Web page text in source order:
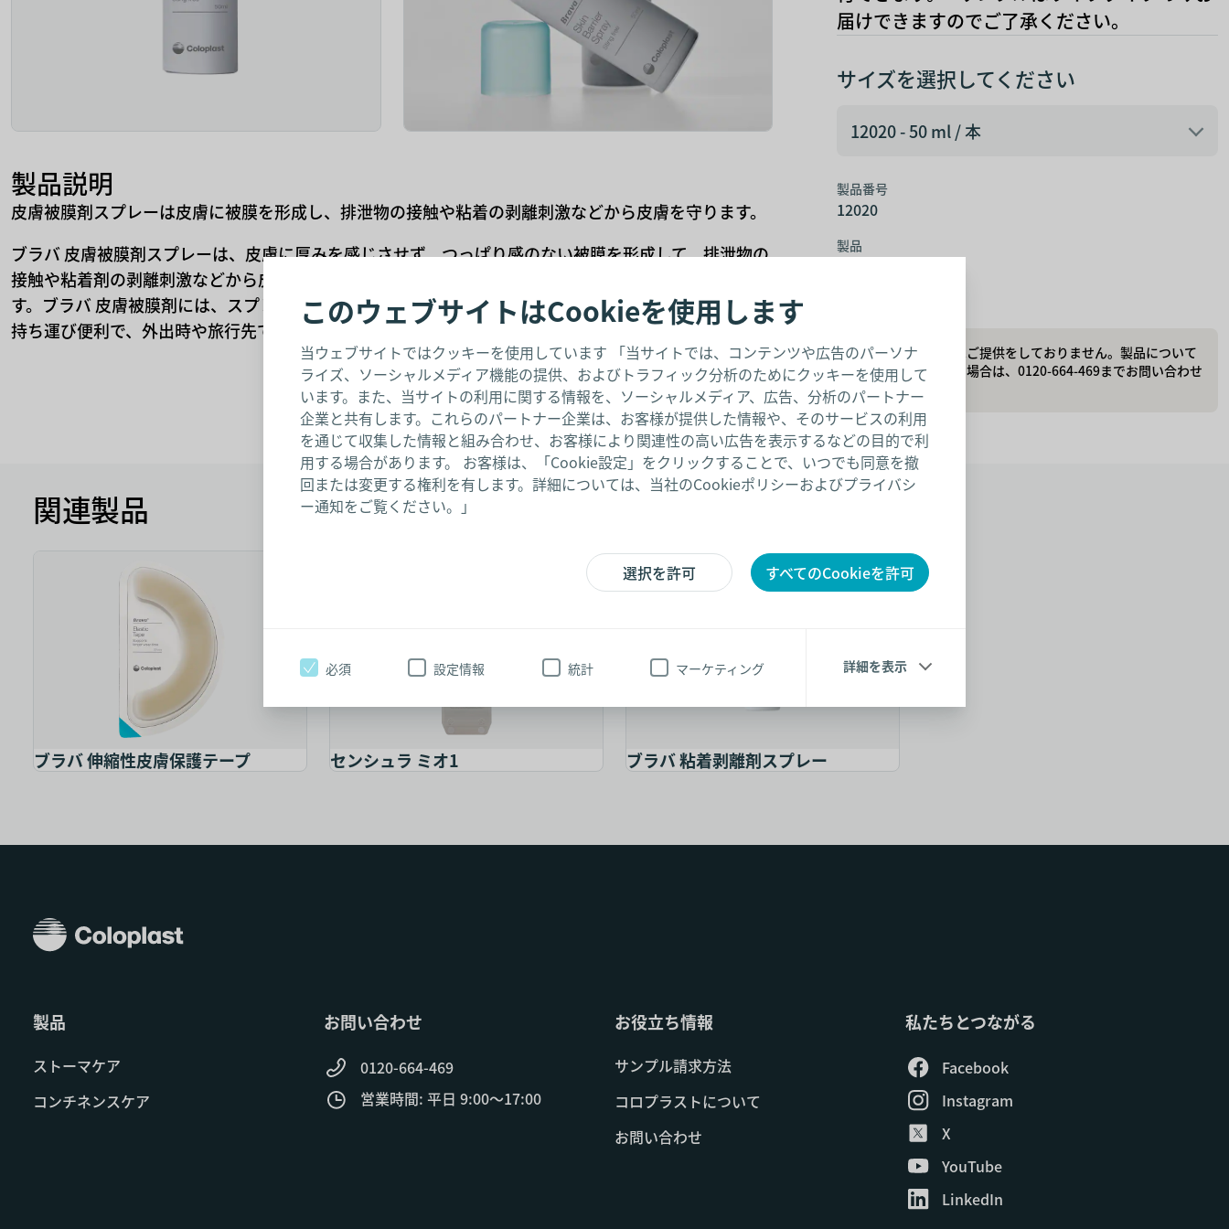
このウェブサイトはCookieを使用します
当ウェブサイトではクッキーを使用しています 「当サイトでは、コンテンツや広告のパーソナ
ライズ、ソーシャルメディア機能の提供、およびトラフィック分析のためにクッキーを使用して
います。また、当サイトの利用に関する情報を、ソーシャルメディア、広告、分析のパートナー
企業と共有します。これらのパートナー企業は、お客様が提供した情報や、そのサービスの利用
を通じて収集した情報と組み合わせ、お客様により関連性の高い広告を表示するなどの目的で利
用する場合があります。 お客様は、「Cookie設定」をクリックすることで、いつでも同意を撤
回または変更する権利を有します。詳細については、当社のCookieポリシーおよびプライバシ
ー通知をご覧ください。」
選択を許可 すべてのCookieを許可
必須 設定情報 統計 マーケティング 詳細を表示
届けできますのでご了承ください。
サイズを選択してください
12020 - 50 ml / 本
12020 - 50 ml / 本
製品番号
12020
製品
本製品のサンプルはご提供をしておりません。製品について
詳しい情報が必要な場合は、0120-664-469までお問い合わせ
ください。
製品説明
皮膚被膜剤スプレーは皮膚に被膜を形成し、排泄物の接触や粘着の剥離刺激などから皮膚を守ります。
ブラバ 皮膚被膜剤スプレーは、皮膚に厚みを感じさせず、つっぱり感のない被膜を形成して、排泄物の
接触や粘着剤の剥離刺激などから皮膚を守ります。速乾性があり、使用後にすぐに面板を貼付できま
す。ブラバ 皮膚被膜剤には、スプレータイプとワイプタイプがあります。コンパクトなワイプタイプは
持ち運び便利で、外出時や旅行先でのご使用にも適します。
関連製品
ブラバ 伸縮性皮膚保護テープ
ブラバ 伸縮性皮膚保護テープ
センシュラ ミオ1
センシュラ ミオ1
ブラバ 粘着剥離剤スプレー
製品
ストーマケア
コンチネンスケア
お問い合わせ
0120-664-469
営業時間: 平日 9:00～17:00
お役立ち情報
サンプル請求方法
コロプラストについて
お問い合わせ
私たちとつながる
Facebook
Instagram
X
YouTube
LinkedIn